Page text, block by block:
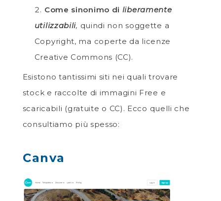
Come sinonimo di liberamente
utilizzabili, quindi non soggette a
Copyright, ma coperte da licenze
Creative Commons (CC).
Esistono tantissimi siti nei quali trovare
stock e raccolte di immagini Free e
scaricabili (gratuite o CC). Ecco quelli che
consultiamo più spesso:
Canva